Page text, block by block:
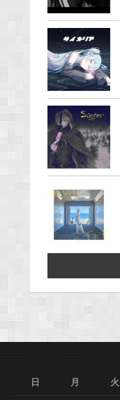
日
月 火